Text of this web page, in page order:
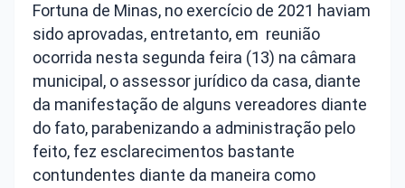
Fortuna de Minas, no exercício de 2021 haviam
sido aprovadas, entretanto, em reunião
ocorrida nesta segunda feira (13) na câmara
municipal, o assessor jurídico da casa, diante
da manifestação de alguns vereadores diante
do fato, parabenizando a administração pelo
feito, fez esclarecimentos bastante
contundentes diante da maneira como